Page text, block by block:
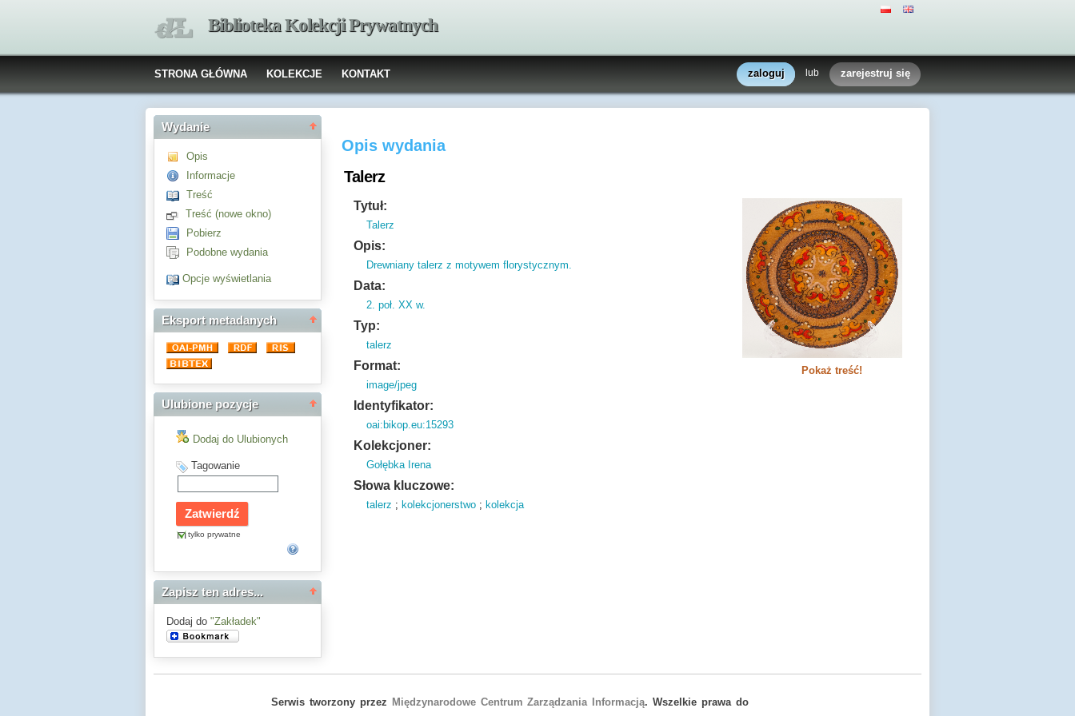
Biblioteka Kolekcji Prywatnych
STRONA GŁÓWNA KOLEKCJE KONTAKT zaloguj lub zarejestruj się
Wydanie
Opis
Informacje
Treść
Treść (nowe okno)
Pobierz
Podobne wydania
Opcje wyświetlania
Eksport metadanych
Ulubione pozycje
Dodaj do Ulubionych
Tagowanie
tylko prywatne
Zapisz ten adres...
Dodaj do "Zakładek"
Opis wydania
Talerz
Pokaż treść!
Tytuł:
Talerz
Opis:
Drewniany talerz z motywem florystycznym.
Data:
2. poł. XX w.
Typ:
talerz
Format:
image/jpeg
Identyfikator:
oai:bikop.eu:15293
Kolekcjoner:
Gołębka Irena
Słowa kluczowe:
talerz ; kolekcjonerstwo ; kolekcja
Serwis tworzony przez Międzynarodowe Centrum Zarządzania Informacją. Wszelkie prawa do